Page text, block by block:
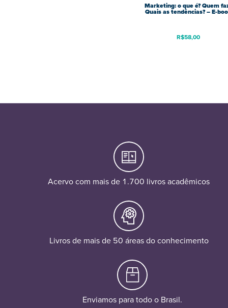
Marketing: o que é? Quem
Quais as tendências? – E-
R$58,00
Acervo com mais de 1.700 livros acadêmicos
Livros de mais de 50 áreas do conhecimento
Enviamos para todo o Brasil.